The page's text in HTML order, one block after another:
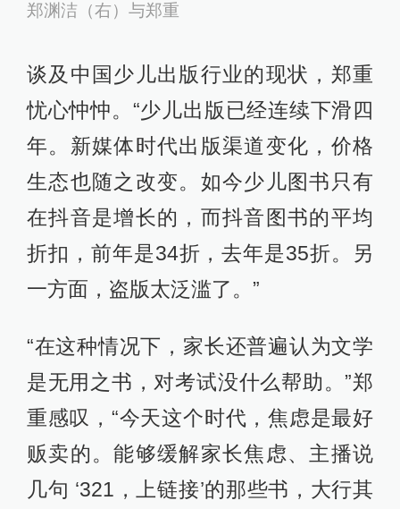
郑渊洁（右）与郑重
谈及中国少儿出版行业的现状，郑重
忧心忡忡。“少儿出版已经连续下滑四
年。新媒体时代出版渠道变化，价格
生态也随之改变。如今少儿图书只有
在抖音是增长的，而抖音图书的平均
折扣，前年是34折，去年是35折。另
一方面，盗版太泛滥了。”
“在这种情况下，家长还普遍认为文学
是无用之书，对考试没什么帮助。”郑
重感叹，“今天这个时代，焦虑是最好
贩卖的。能够缓解家长焦虑、主播说
几句 ‘321，上链接’的那些书，大行其